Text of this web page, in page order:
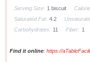
Serving Size: 1 biscuit
Saturated Fat: 4.2
Carbohydrates: 11 Fiber: 1
Find it online: https://